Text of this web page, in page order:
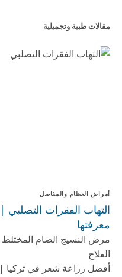
مقالات طبية وتجميلية
أمراض العظام والمفاصل
معرفتها
العلاج
أفضل زراعة شعر في تركيا | 7 نصائح لنجاح العملية